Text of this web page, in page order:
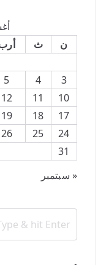
ن
ث
3
4
5
10
11
12
17
18
19
24
25
26
31
« سبتمبر